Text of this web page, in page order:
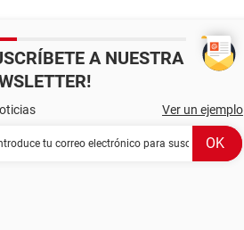
A NUESTRA
Ver un ejemplo